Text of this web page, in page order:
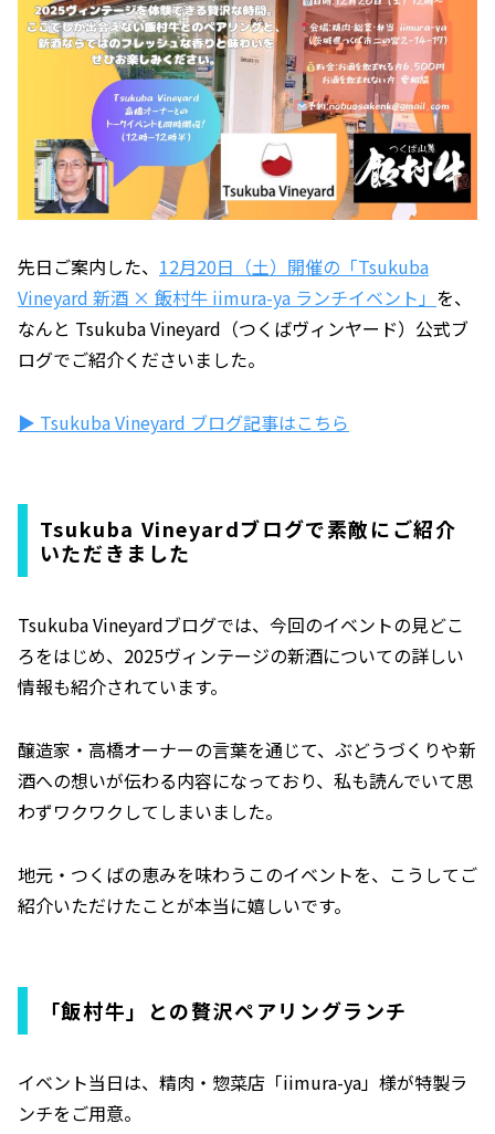
先日ご案内した、 12月20日（土）開催の「Tsukuba
Vineyard 新酒 × 飯村牛 iimura-ya ランチイベント」 を、
なんと Tsukuba Vineyard（つくばヴィンヤード）公式ブ
ログでご紹介くださいました。
▶ Tsukuba Vineyard ブログ記事はこちら
Tsukuba Vineyardブログで素敵にご紹介
いただきました
Tsukuba Vineyardブログでは、今回のイベントの見どこ
ろをはじめ、2025ヴィンテージの新酒についての詳しい
情報も紹介されています。
醸造家・高橋オーナーの言葉を通じて、ぶどうづくりや新
酒への想いが伝わる内容になっており、私も読んでいて思
わずワクワクしてしまいました。
地元・つくばの恵みを味わうこのイベントを、こうしてご
紹介いただけたことが本当に嬉しいです。
「飯村牛」との贅沢ペアリングランチ
イベント当日は、精肉・惣菜店「iimura-ya」様が特製ラ
ンチをご用意。